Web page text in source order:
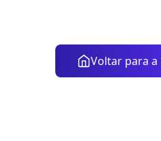
Voltar para a